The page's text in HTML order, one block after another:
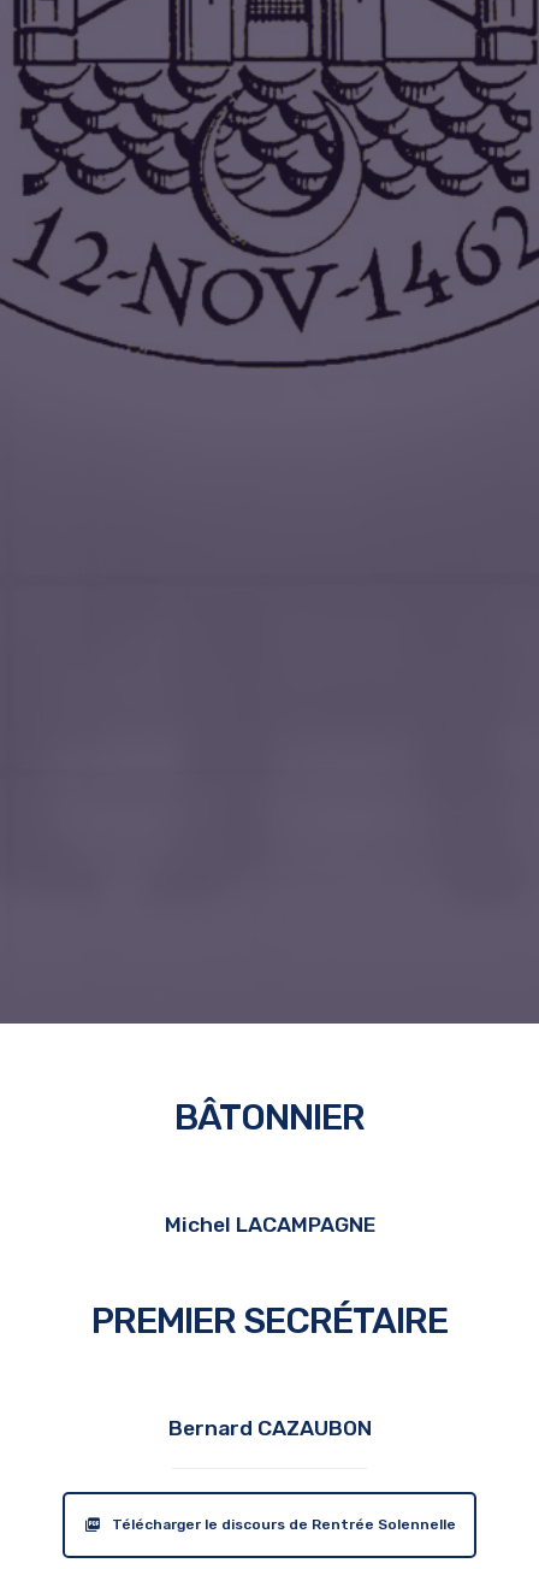
BÂTONNIER
Michel LACAMPAGNE
PREMIER SECRÉTAIRE
Bernard CAZAUBON
Télécharger le discours de Rentrée Solennelle